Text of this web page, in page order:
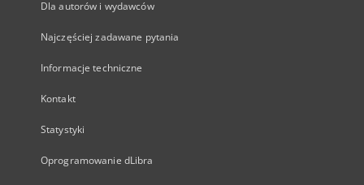
Dla autorów i wydawców
Najczęściej zadawane pytania
Informacje techniczne
Kontakt
Statystyki
Oprogramowanie dLibra